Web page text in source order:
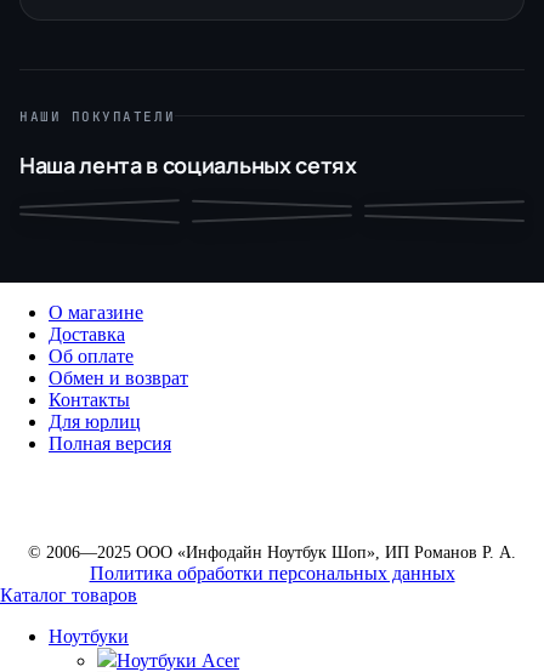
НАШИ ПОКУПАТЕЛИ
Наша лента в социальных сетях
О магазине
Доставка
Об оплате
Обмен и возврат
Контакты
Для юрлиц
Полная версия
© 2006—2025 ООО «Инфодайн Ноутбук Шоп», ИП Романов Р. А.
Политика обработки персональных данных
Каталог товаров
Ноутбуки
Ноутбуки Acer